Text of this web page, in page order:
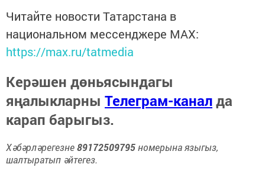
Читайте новости Татарстана в
национальном мессенджере MАХ:
https://max.ru/tatmedia
Керәшен дөньясындагы
яңалыкларны Телеграм-каналда
карап барыгыз.
Хәбәрләрегезне89172509795номерына языгыз,
шалтыратып әйтегез.